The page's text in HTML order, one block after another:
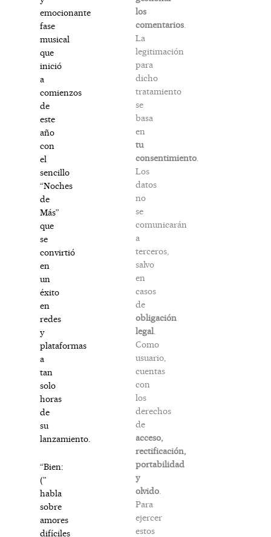
emocionante
fase
musical
que
inició
a
comienzos
de
este
año
con
el
sencillo
“Noches
de
Más”
que
se
convirtió
en
un
éxito
en
redes
y
plataformas
a
tan
solo
horas
de
su
lanzamiento.
“Bien:
(”
habla
sobre
amores
difíciles
los
comentarios.
La
legitimación
para
dicho
tratamiento
se
basa
en
tu
consentimiento.
Los
datos
no
se
comunicarán
a
terceros,
salvo
en
casos
de
obligación
legal.
Como
usuario,
cuentas
con
los
derechos
de
acceso,
rectificación,
portabilidad
y
olvido.
Para
ejercer
estos